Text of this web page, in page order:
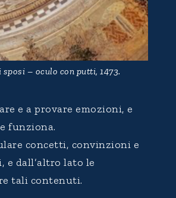
– oculo con putti, 1473.
e a provare emozioni, e
funziona.
concetti, convinzioni e
e dall’altro lato le
tali contenuti.